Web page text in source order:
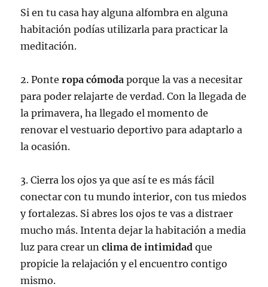
Si en tu casa hay alguna alfombra en alguna
habitación podías utilizarla para practicar la
meditación.
2. Ponteropa cómoda porque la vas a necesitar
para poder relajarte de verdad. Con la llegada de
la primavera, ha llegado el momento de
renovar el vestuario deportivo para adaptarlo a
la ocasión.
3. Cierra los ojos ya que así te es más fácil
conectar con tu mundo interior, con tus miedos
y fortalezas. Si abres los ojos te vas a distraer
mucho más. Intenta dejar la habitación a media
luz para crear unclima de intimidad que
propicie la relajación y el encuentro contigo
mismo.